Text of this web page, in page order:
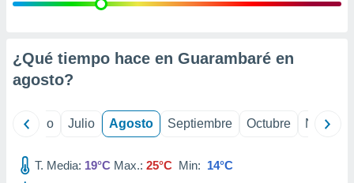
e
mediante
de
¿Qué tiempo hace en Guarambaré en
agosto?
Junio Julio Agosto Septiembre Octubre
T. Media: 19°C Max.: 25°C Min: 14°C